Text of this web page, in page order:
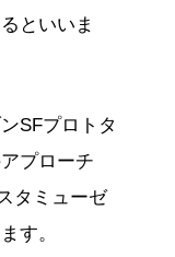
といいま
SFプロトタ
プローチ
タミューゼ
す。